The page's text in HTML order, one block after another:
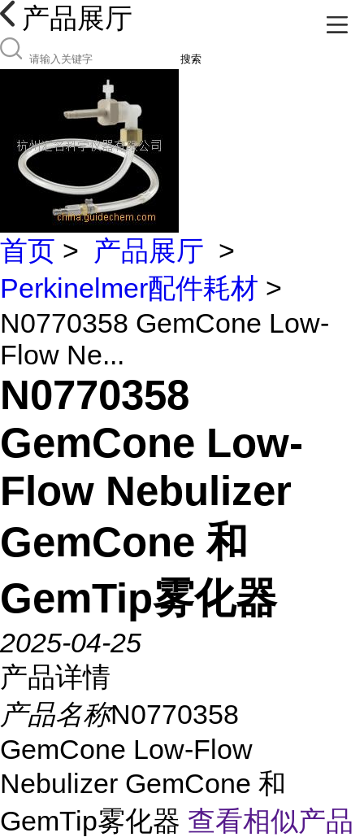
产品展厅
搜索
首页 > 产品展厅 >
Perkinelmer配件耗材 >
N0770358 GemCone Low-
Flow Ne...
N0770358
GemCone Low-
Flow Nebulizer
GemCone 和
GemTip雾化器
2025-04-25
产品详情
产品名称N0770358
GemCone Low-Flow
Nebulizer GemCone 和
GemTip雾化器 查看相似产品